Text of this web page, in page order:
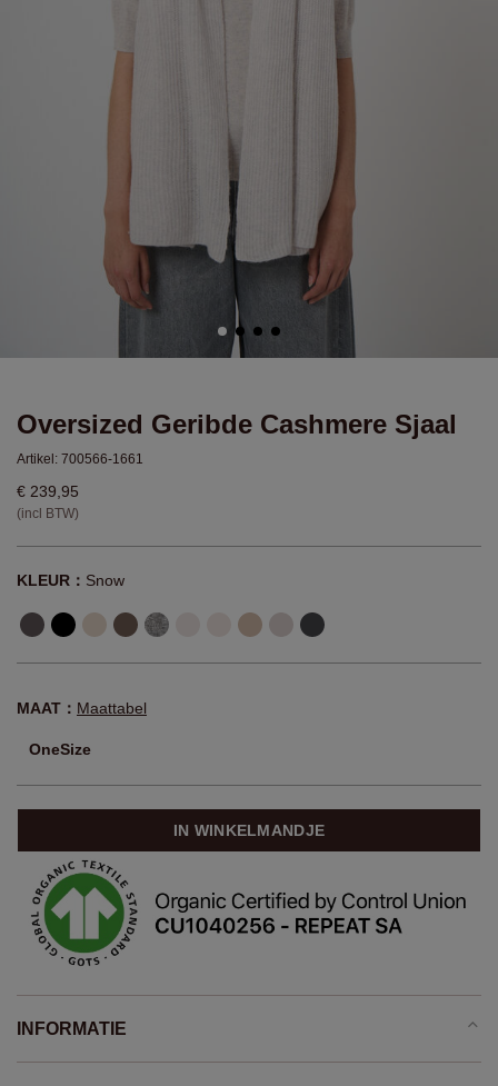
Oversized Geribde Cashmere Sjaal
Artikel: 700566-1661
€ 239,95
(incl BTW)
KLEUR： Snow
MAAT： Maattabel
OneSize
IN WINKELMANDJE
INFORMATIE